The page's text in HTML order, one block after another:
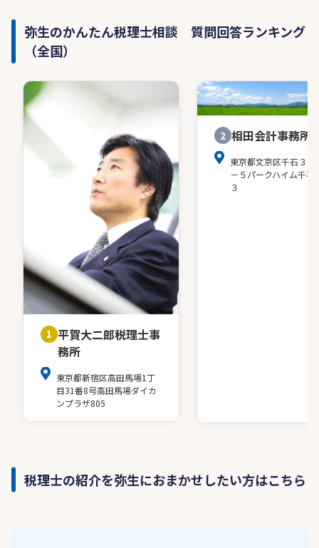
弥生のかんたん税理士相談 質問回答ランキング
（全国）
1 平賀大二郎税理士事
務所
東京都新宿区高田馬場1丁
目31番8号高田馬場ダイカ
ンプラザ805
2 相田会計事務所
東京都文京区千石３－
－５パークハイム千石
３
税理士の紹介を弥生におまかせしたい方はこちら